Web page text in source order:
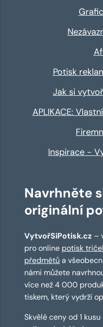
Potisk
Jak si
APLIKACE:
Inspirace -
Navrhněte
originální
VytvořSiPotisk.cz –
pro online potisk
předmětů a
námi můžete
více než 4 000
tiskem, který vydrží
Skvělé ceny od 1